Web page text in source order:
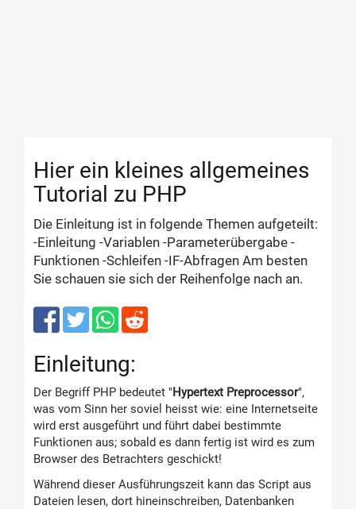
Hier ein kleines allgemeines
Tutorial zu PHP
Die Einleitung ist in folgende Themen aufgeteilt:
-Einleitung -Variablen -Parameterübergabe -
Funktionen -Schleifen -IF-Abfragen Am besten
Sie schauen sie sich der Reihenfolge nach an.
Einleitung:
Der Begriff PHP bedeutet "Hypertext Preprocessor",
was vom Sinn her soviel heisst wie: eine Internetseite
wird erst ausgeführt und führt dabei bestimmte
Funktionen aus; sobald es dann fertig ist wird es zum
Browser des Betrachters geschickt!
Während dieser Ausführungszeit kann das Script aus
Dateien lesen, dort hineinschreiben, Datenbanken